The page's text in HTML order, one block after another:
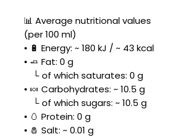
📊 Average nutritional values
(per 100 ml)
• 🔋 Energy: ~ 180 kJ / ~ 43 kcal
• 🧈 Fat: 0 g
└ of which saturates: 0 g
• 🍬 Carbohydrates: ~ 10.5 g
└ of which sugars: ~ 10.5 g
• 🥚 Protein: 0 g
• 🧂 Salt: ~ 0.01 g